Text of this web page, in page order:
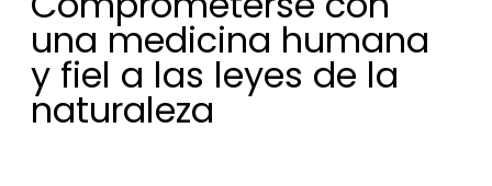
Por mi parte, ¡esta formación ha supuesto
una auténtica revolución en mi vida!
Christophe R. (Francia)
una medicina humana
y fiel a las leyes de la
naturaleza